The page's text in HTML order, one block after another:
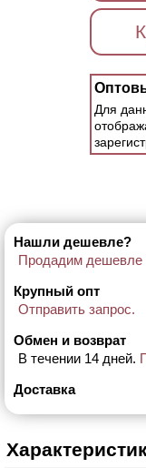
Для
Нашли дешевле?
Продадим дешевле
Крупный опт
Отправить запрос.
Обмен и возврат
В течении 14 дней.
Доставка